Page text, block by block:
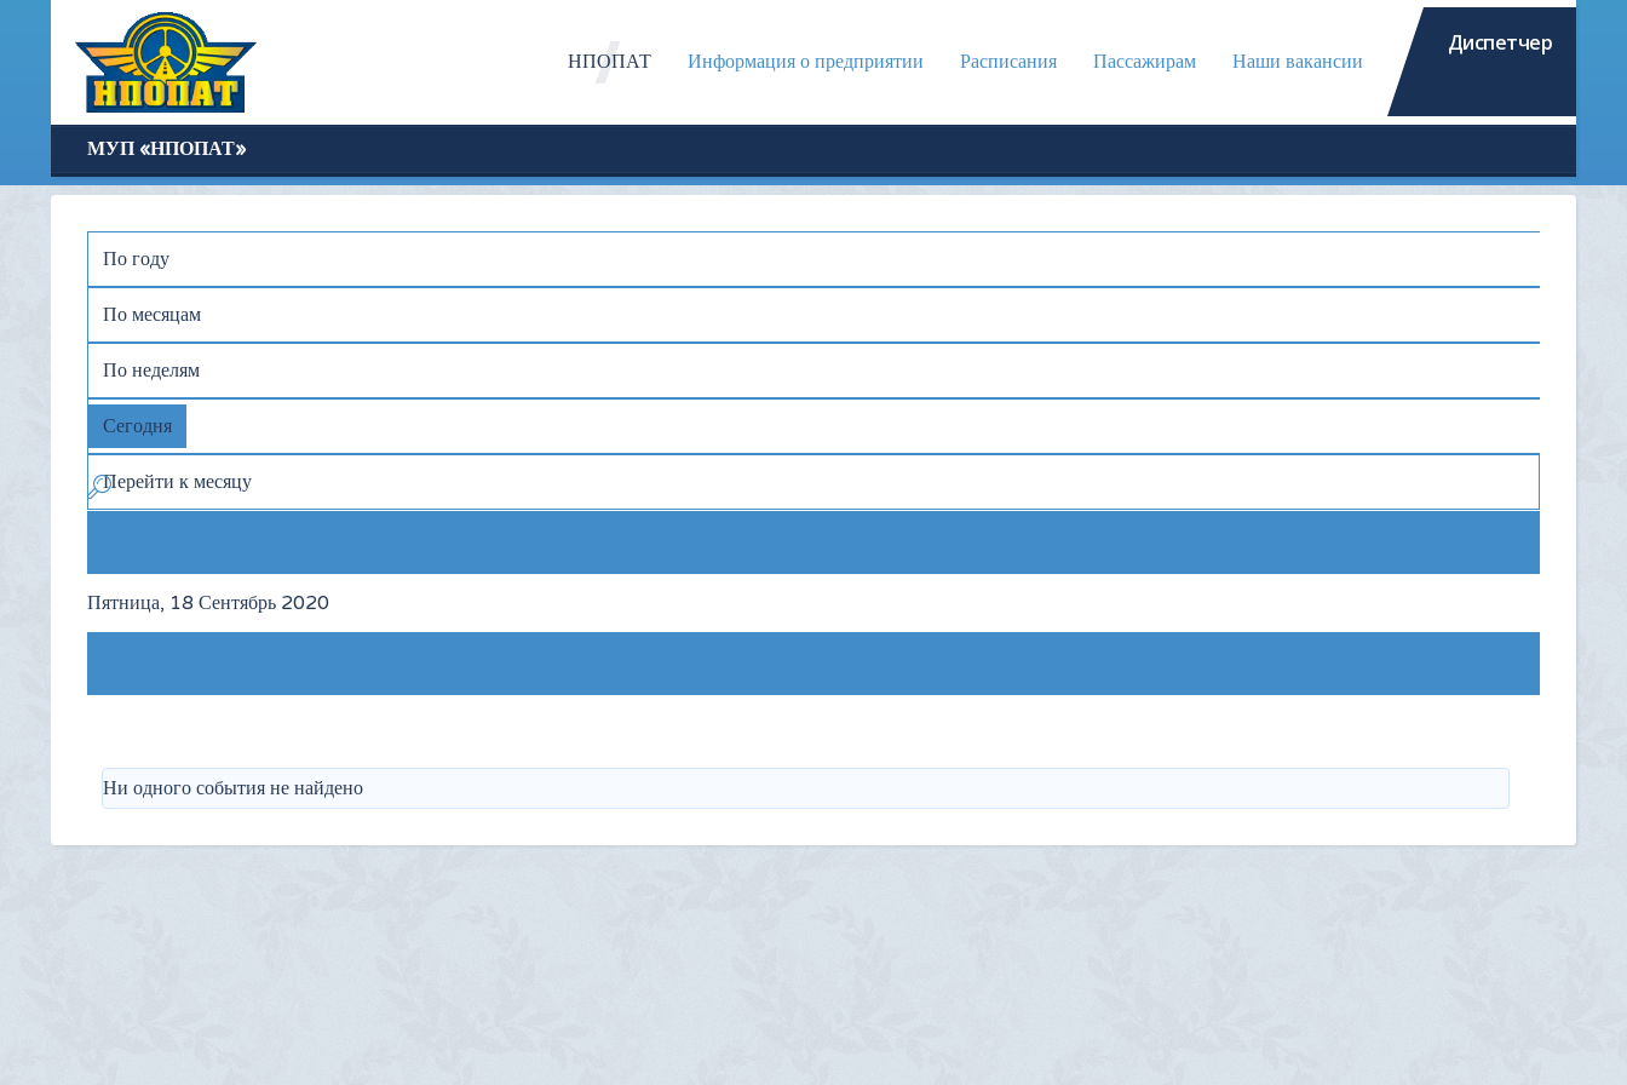
НПОПАТ Информация о предприятии Расписания Пассажирам Наши вакансии
Диспетчер
МУП «НПОПАТ»
По году
По месяцам
По неделям
Сегодня
Перейти к месяцу
Пятница, 18 Сентябрь 2020
Ни одного события не найдено